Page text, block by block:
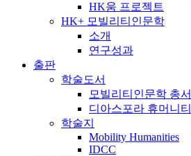
HK움 프로젝트
HK+ 모빌리티인문학
소개
연구성과
출판
학술도서
모빌리티인문학 총서
디아스포라 휴머니
학술지
Mobility Humanities
IDCC